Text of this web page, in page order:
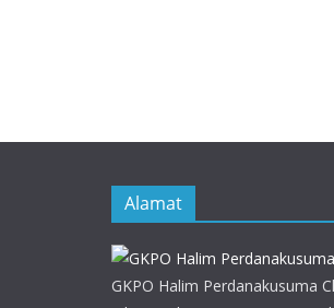
Alamat
GKPO Halim Perdanakusuma